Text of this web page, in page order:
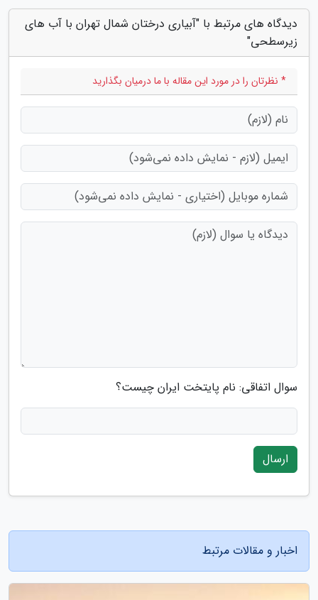
دیدگاه های مرتبط با "آبیاری درختان شمال تهران با آب های
زیرسطحی"
* نظرتان را در مورد این مقاله با ما درمیان بگذارید
سوال اتفاقی: نام پایتخت ایران چیست؟
ارسال
اخبار و مقالات مرتبط